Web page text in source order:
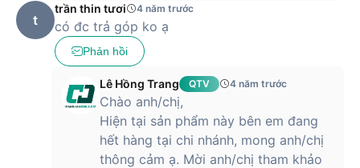
t
trần thin tươi 4 năm trước
có đc trả góp ko ạ
Phản hồi
Lê Hồng Trang QTV 4 năm trước
Chào anh/chị,
Hiện tại sản phẩm này bên em đang
hết hàng tại chi nhánh, mong anh/chị
thông cảm ạ. Mời anh/chị tham khảo